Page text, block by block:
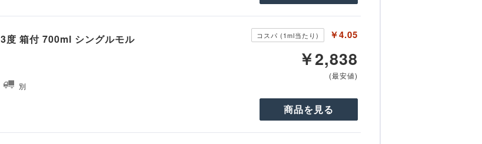
度 箱付 700ml シングルモル
別
コスパ (1ml当たり) ￥4.05
￥2,838
(最安値)
商品を見る